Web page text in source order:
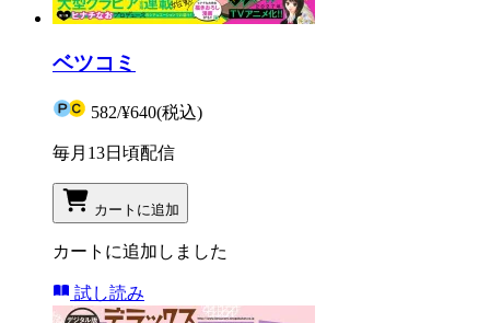
ベツコミ
582/¥640(税込)
毎月13日頃配信
カートに追加
カートに追加しました
試し読み